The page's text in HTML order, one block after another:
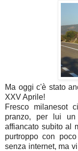
Ma oggi c'è stato
XXV Aprile!
Fresco milanesot
pranzo, per lui
affiancato subito al
purtroppo con
senza internet, ma